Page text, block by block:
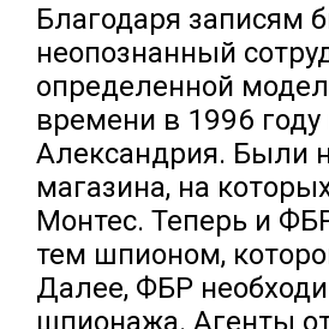
Благодаря записям
неопознанный
определенной
времени в 1996
Александрия. Были
магазина, на
Монтес. Теперь и
тем шпионом,
Далее, ФБР
шпионажа. Агенты